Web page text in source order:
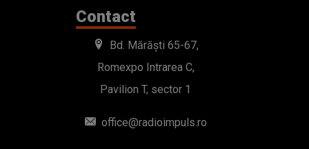
Contact
Bd. Mărăști 65-67,
Romexpo Intrarea C,
Pavilion T, sector 1
office@radioimpuls.ro